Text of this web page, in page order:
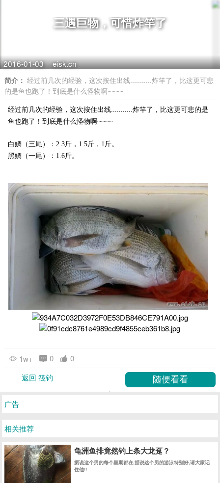
三遇巨物，可惜炸竿了
2016-01-03 eisk.cn
简介： 经过前几次的经验，这次按住出线...........炸竿了，比这更可悲
的是鱼也跑了！到底是什么怪物啊~~~~
经过前几次的经验，这次按住出线...........炸竿了，比这更可悲的是
鱼也跑了！到底是什么怪物啊~~~~
白鲷（三尾）：2.3斤，1.5斤，1斤。
黑鲷（一尾）：1.6斤。
1w+ 0
0
返回 筏钓
广告
相关推荐
龟洲鱼排竟然钓上条大龙趸？
据说这个男的每个星期都在,据说这个男的游泳特别好,请大家记
住他!!